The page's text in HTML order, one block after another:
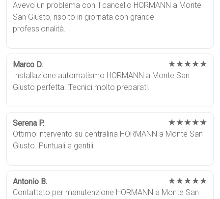
Avevo un problema con il cancello HORMANN a Monte
San Giusto, risolto in giornata con grande
professionalità.
Marco D. ★★★★★
Installazione automatismo HORMANN a Monte San
Giusto perfetta. Tecnici molto preparati.
Serena P. ★★★★★
Ottimo intervento su centralina HORMANN a Monte San
Giusto. Puntuali e gentili.
Antonio B. ★★★★★
Contattato per manutenzione HORMANN a Monte San